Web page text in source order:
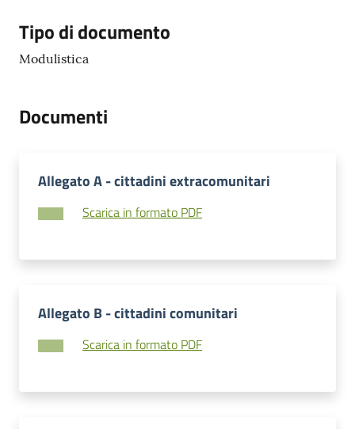
Tipo di documento
Modulistica
Documenti
Allegato A - cittadini extracomunitari
Scarica in formato PDF
Allegato B - cittadini comunitari
Scarica in formato PDF